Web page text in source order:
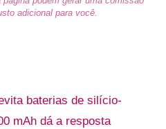
adicional para você.
baterias de silício-
mAh dá a resposta